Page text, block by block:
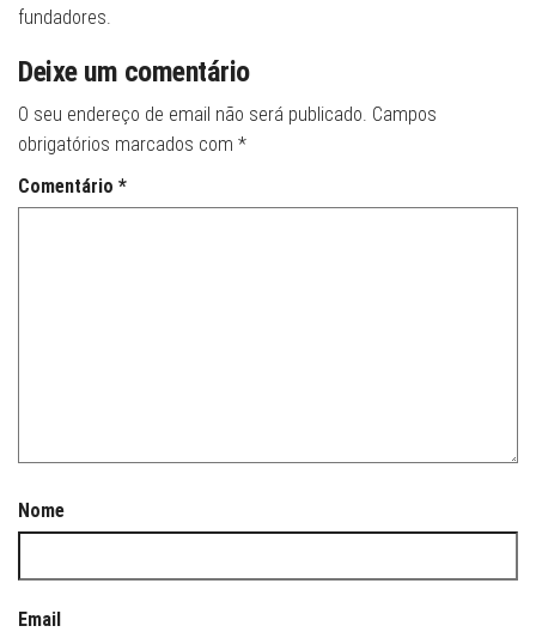
fundadores.
Deixe um comentário
O seu endereço de email não será publicado. Campos
obrigatórios marcados com *
Comentário *
Nome
Email